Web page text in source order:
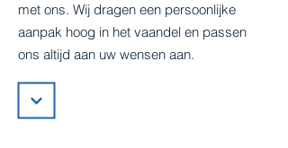
met ons. Wij dragen een persoonlijke
aanpak hoog in het vaandel en passen
ons altijd aan uw wensen aan.